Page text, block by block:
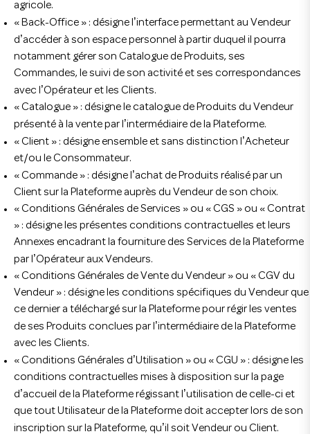
agricole.
« Back-Office » : désigne l ’interface permettant au Vendeur
d ’accéder à son espace personnel à partir duquel il pourra
notamment gérer son Catalogue de Produits, ses
Commandes, le suivi de son activité et ses correspondances
avec l ’Opérateur et les Clients.
« Catalogue » : désigne le catalogue de Produits du Vendeur
présenté à la vente par l ’intermédiaire de la Plateforme.
« Client » : désigne ensemble et sans distinction l ’Acheteur
et/ou le Consommateur.
« Commande » : désigne l ’achat de Produits réalisé par un
Client sur la Plateforme auprès du Vendeur de son choix.
« Conditions Générales de Services » ou « CGS » ou « Contrat
» : désigne les présentes conditions contractuelles et leurs
Annexes encadrant la fourniture des Services de la Plateforme
par l ’Opérateur aux Vendeurs.
« Conditions Générales de Vente du Vendeur » ou « CGV du
Vendeur » : désigne les conditions spécifiques du Vendeur que
ce dernier a téléchargé sur la Plateforme pour régir les ventes
de ses Produits conclues par l ’intermédiaire de la Plateforme
avec les Clients.
« Conditions Générales d ’Utilisation » ou « CGU » : désigne les
conditions contractuelles mises à disposition sur la page
d ’accueil de la Plateforme régissant l ’utilisation de celle-ci et
que tout Utilisateur de la Plateforme doit accepter lors de son
inscription sur la Plateforme, qu’il soit Vendeur ou Client.